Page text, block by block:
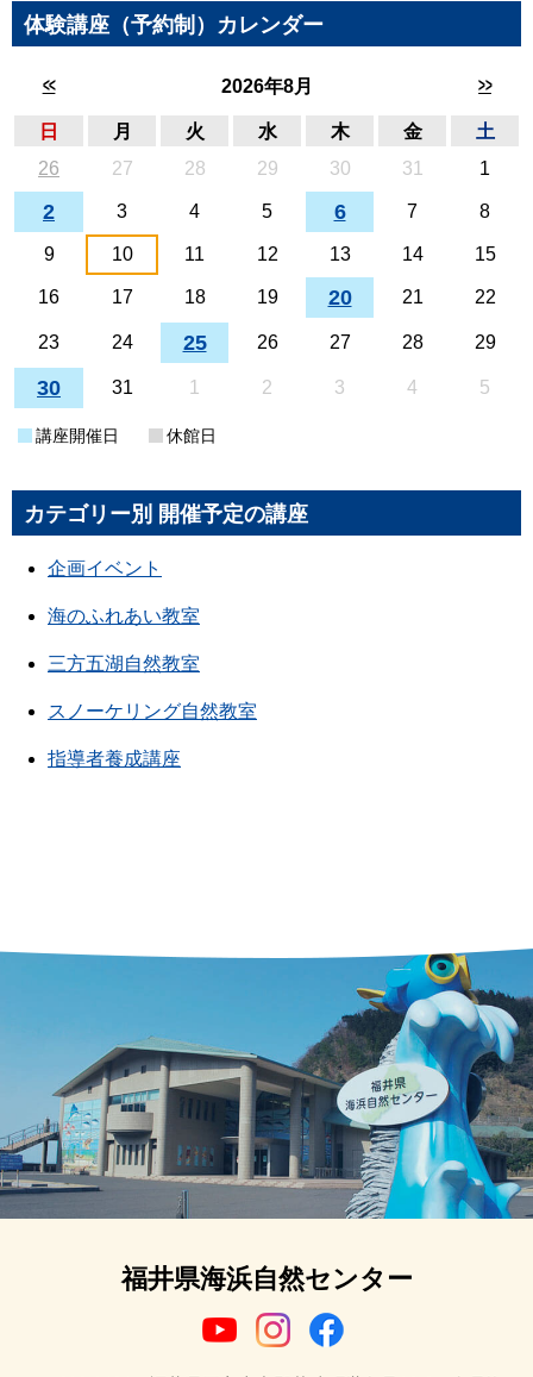
体験講座（予約制）カレンダー
<< 2026年8月 >>
日 月 火 水 木 金
土
26
27 28 29 30 31 1
2 3 4 5 6 7 8
9 10 11 12 13 14 15
16 17 18 19 20 21 22
23 24 25 26 27 28 29
30 31 1 2 3 4 5
講座開催日 休館日
カテゴリー別 開催予定の講座
企画イベント
海のふれあい教室
三方五湖自然教室
スノーケリング自然教室
指導者養成講座
福井県海浜自然センター